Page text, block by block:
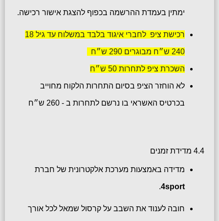
ימתין בעמדת ההרשמה בכפוף להצגת אישור רכישה.
רכישת ציפ לחברי איגוד בלבד במשלוח עד גיל 18
240 ש״ח מבוגרים 290 ש״ח
השכרת ציפ לתחרות 50 ש״ח
לא הוחזר הציפ בסיום התחרות הלקוח מחוייב
בכרטיס האשראי בו נרשם לתחרות ב - 260 ש״ח
4.4 מדידת זמנים
מדידה באמצעות מערכת אלקטרונית של חברת
4sport
.
חובה לענוד את השבב על קרסול שמאל לכל אורך